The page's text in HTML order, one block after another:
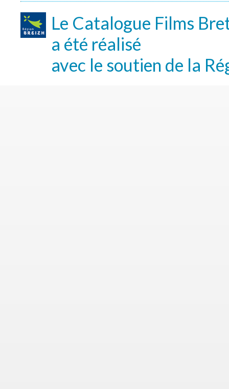
Le Catalogue Films
a été réalisé
avec le soutien de la